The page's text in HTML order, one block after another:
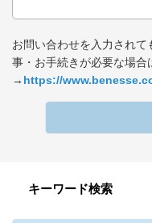
お問い合わせを入力され
事・お手続きが必要な場合
→ https://
キーワード検索